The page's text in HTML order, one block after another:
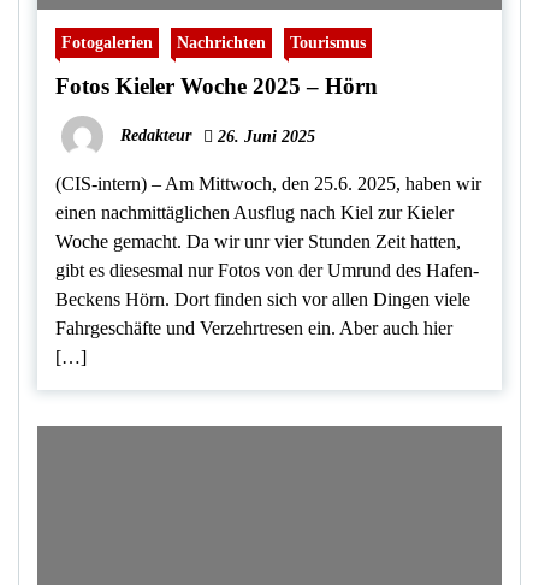
Fotogalerien Nachrichten Tourismus
Fotos Kieler Woche 2025 – Hörn
Redakteur 26. Juni 2025
(CIS-intern) – Am Mittwoch, den 25.6. 2025, haben wir
einen nachmittäglichen Ausflug nach Kiel zur Kieler
Woche gemacht. Da wir unr vier Stunden Zeit hatten,
gibt es diesesmal nur Fotos von der Umrund des Hafen-
Beckens Hörn. Dort finden sich vor allen Dingen viele
Fahrgeschäfte und Verzehrtresen ein. Aber auch hier
[…]